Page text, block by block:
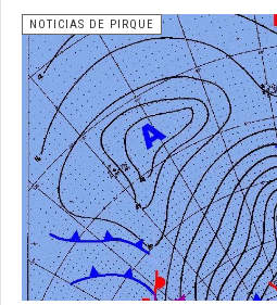
NOTICIAS DE PIRQUE